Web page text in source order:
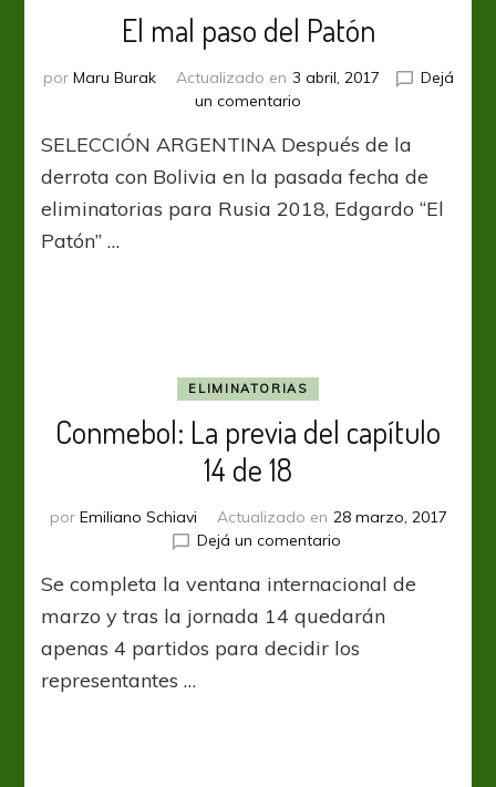
El mal paso del Patón
por Maru Burak Actualizado en 3 abril, 2017
Dejá
un comentario
mal
paso
Patón
SELECCIÓN ARGENTINA Después de la
derrota con Bolivia en la pasada fecha de
eliminatorias para Rusia 2018, Edgardo “El
Patón” …
ELIMINATORIAS
Conmebol: La previa del capítulo
14 de 18
por Emiliano Schiavi Actualizado en 28 marzo, 2017
Dejá un comentarioen
La
previa
capítulo
Se completa la ventana internacional de
marzo y tras la jornada 14 quedarán
apenas 4 partidos para decidir los
representantes …